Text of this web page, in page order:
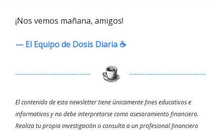
¡Nos vemos mañana, amigos!
— El Equipo de Dosis Diaria ☕️
El contenido de esta newsletter tiene únicamente fines educativos e
informativos y no debe interpretarse como asesoramiento financiero.
Realiza tu propia investigación o consulta a un profesional financiero